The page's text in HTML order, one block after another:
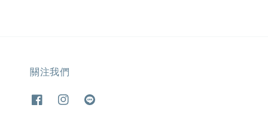
關注我們